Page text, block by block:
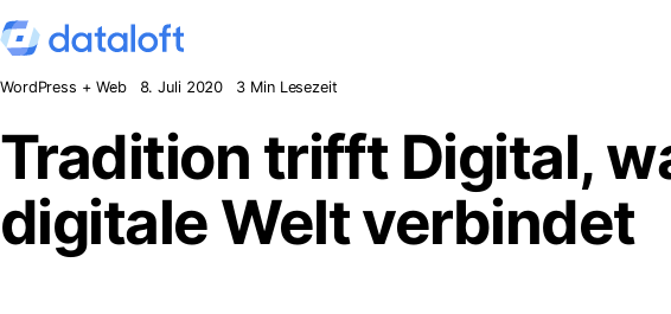
Zum Inhalt springen
WordPress + Web 8. Juli 2020 3 Min Lesezeit
Tradition trifft Digital,
digitale Welt verbindet